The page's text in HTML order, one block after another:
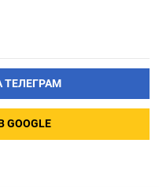
ТЕЛЕГРАМ